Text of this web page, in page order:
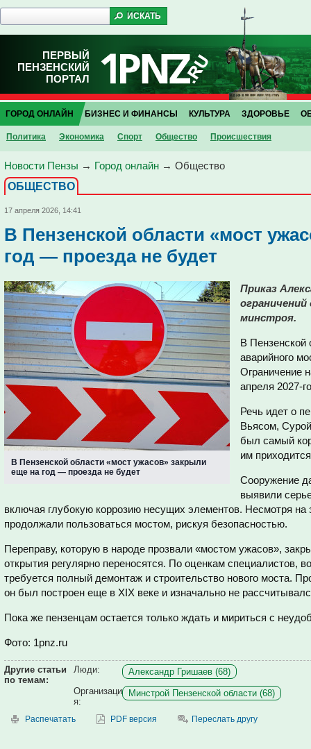
ПЕРВЫЙ
ПЕНЗЕНСКИЙ
ПОРТАЛ
ГОРОД ОНЛАЙН
Политика Экономика Спорт Общество Проиcшествия
БИЗНЕС И ФИНАНСЫ КУЛЬТУРА ЗДОРОВЬЕ
Новости Пензы → Город онлайн → Общество
ОБЩЕСТВО
17 апреля 2026, 14:41
В Пензенской области «мост
год — проезда не будет
В Пензенской области «мост ужасов» закрыли
еще на год — проезда не будет
Приказ
ограничений
минстроя.
В Пензенской
аварийного
Ограничение
апреля 2027-
Речь идет о
Вьясом,
был самый
им
Сооружение
выявили
включая глубокую коррозию несущих элементов. Несмотря
продолжали пользоваться мостом, рискуя безопасностью.
Переправу, которую в народе прозвали «мостом ужасов»,
открытия регулярно переносятся. По оценкам специалистов,
требуется полный демонтаж и строительство нового моста.
он был построен еще в XIX веке и изначально не
Пока же пензенцам остается только ждать и мириться с
Фото: 1pnz.ru
Другие статьи
по темам:
Люди:
Александр Гришаев (68)
Организаци
я:
Минстрой Пензенской области (68)
Распечатать PDF версия Переслать другу